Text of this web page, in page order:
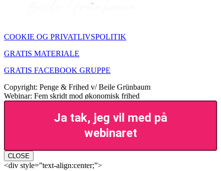
COOKIE OG PRIVATLIVSPOLITIK
GRATIS MATERIALE
GRATIS FACEBOOK GRUPPE
Copyright: Penge & Frihed v/ Beile Grünbaum
Webinar: Fem skridt mod økonomisk frihed
Ja tak, jeg vil med på
webinaret
CLOSE
<div style=”text-align:center;”>